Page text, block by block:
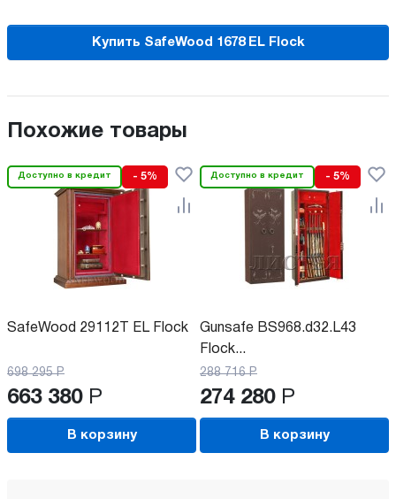
Купить SafeWood 1678 EL Flock
Похожие товары
Доступно в кредит - 5%
SafeWood 29112T EL Flock
698 295 Р
663 380 Р
В корзину
Доступно в кредит - 5%
Gunsafe BS968.d32.L43
Flock...
288 716 Р
274 280 Р
В корзину